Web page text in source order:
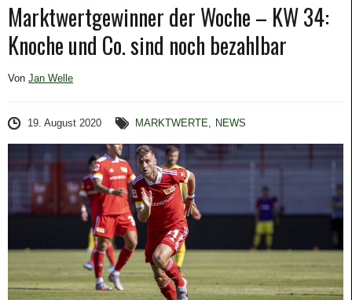
Marktwertgewinner der Woche – KW 34:
Knoche und Co. sind noch bezahlbar
Von Jan Welle
19. August 2020 MARKTWERTE, NEWS